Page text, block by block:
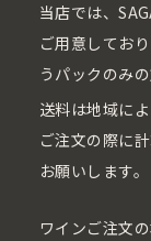
当店では、
ご用意してお
うパックのみ
送料は地域に
ご注文の際に
お願いします
ワインご注文